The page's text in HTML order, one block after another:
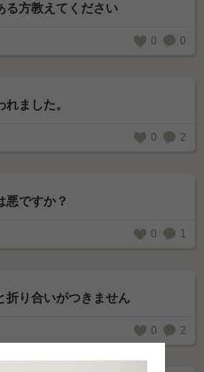
る方教えてください
0 0
ました。
0 2
悪ですか？
0 1
折り合いがつきません
0 2